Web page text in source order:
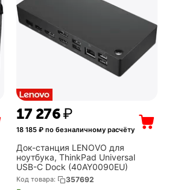
17 276₽
18 185 ₽ по безналичному расчёту
Док-станция LENOVO для
ноутбука, ThinkPad Universal
USB-C Dock (40AY0090EU)
Код товара: 357692